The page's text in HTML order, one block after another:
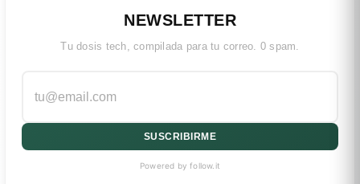
NEWSLETTER
Tu dosis tech, compilada para tu correo. 0 spam.
SUSCRIBIRME
Powered by follow.it